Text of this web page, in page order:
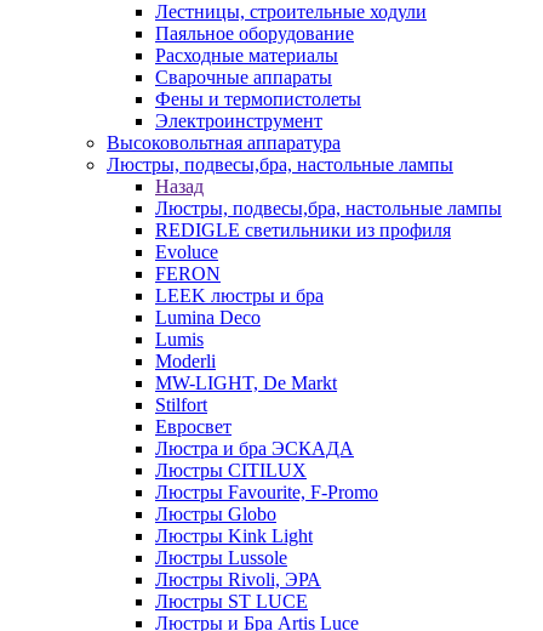
Лестницы, строительные ходули
Паяльное оборудование
Расходные материалы
Сварочные аппараты
Фены и термопистолеты
Электроинструмент
Высоковольтная аппаратура
Люстры, подвесы,бра, настольные лампы
Назад
Люстры, подвесы,бра, настольные лампы
REDIGLE светильники из профиля
Evoluce
FERON
LEEK люстры и бра
Lumina Deco
Lumis
Moderli
MW-LIGHT, De Markt
Stilfort
Евросвет
Люстра и бра ЭСКАДА
Люстры CITILUX
Люстры Favourite, F-Promo
Люстры Globo
Люстры Kink Light
Люстры Lussole
Люстры Rivoli, ЭРА
Люстры ST LUCE
Люстры и Бра Artis Luce